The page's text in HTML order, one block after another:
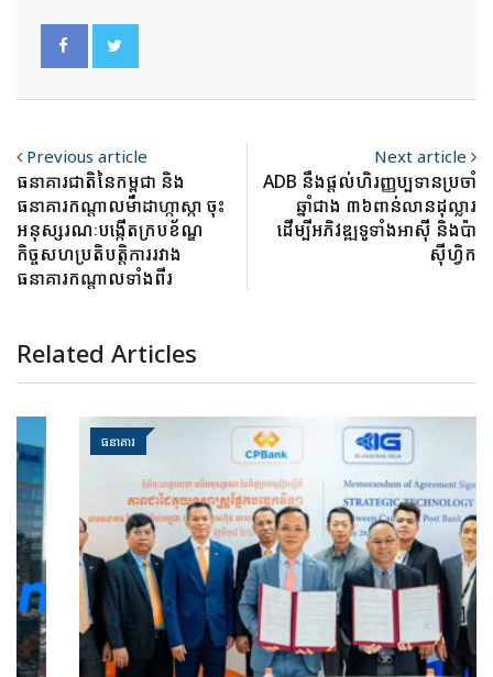
Previous article
ធនាគារជាតិនៃកម្ពុជា និង
ធនាគារកណ្តាលម៉ាដាហ្កាស្កា ចុះ
អនុស្សរណៈបង្កើតក្របខ័ណ្ឌ
កិច្ចសហប្រតិបត្តិការរវាង
ធនាគារកណ្តាលទាំងពីរ
Next article
ADB នឹងផ្តល់ហិរញ្ញប្បទានប្រចាំ
ឆ្នាំជាង ៣៦ពាន់លានដុល្លារ
ដើម្បីអភិវឌ្ឍទូទាំងអាស៊ី និងប៉ា
ស៊ីហ្វិក
Related Articles